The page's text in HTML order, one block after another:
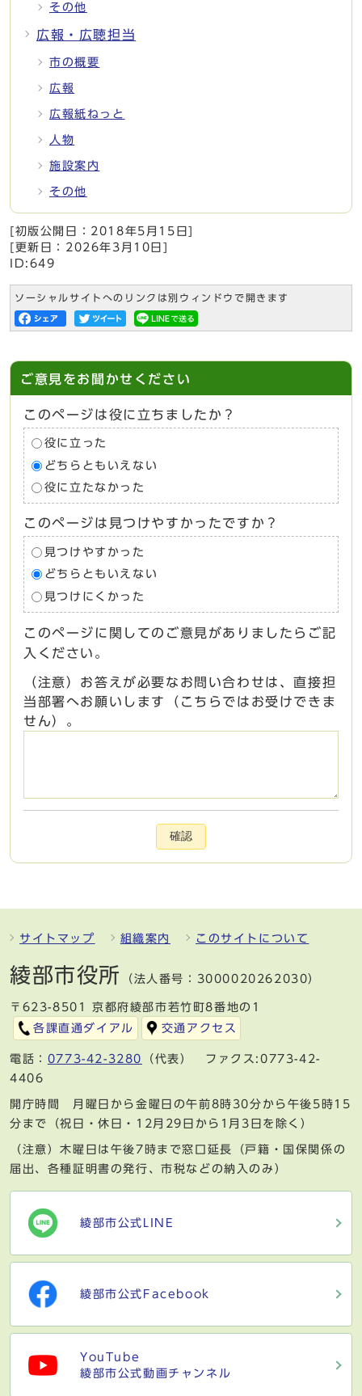
その他
広報・広聴担当
市の概要
広報
広報紙ねっと
人物
施設案内
その他
[初版公開日： 2018年5月15日
[更新日： 2026年3月10日
ID:649
ソーシャルサイトへのリンクは別ウィンドウで開きます
ご意見をお聞かせください
このページは役に立ちましたか？
役に立った
どちらともいえない
役に立たなかった
このページは見つけやすかったですか？
見つけやすかった
どちらともいえない
見つけにくかった
このページに関してのご意見がありましたらご記
入ください。
（注意）お答えが必要なお問い合わせは、直接担
当部署へお願いします（こちらではお受けできま
せん）。
確認
サイトマップ 組織案内 このサイトについて
綾部市役所 （法人番号：3000020262030）
〒623-8501 京都府綾部市若竹町8番地の1
各課直通ダイアル
交通アクセス
電話： 0773-42-3280
（代表） ファクス:0773-42-
4406
開庁時間 月曜日から金曜日の午前8時30分から午後5時15
分まで（祝日・休日・12月29日から1月3日を除く）
（注意）木曜日は午後7時まで窓口延長（戸籍・国保関係の
届出、各種証明書の発行、市税などの納入のみ）
綾部市公式LINE
綾部市公式Facebook
YouTube
綾部市公式動画チャンネル